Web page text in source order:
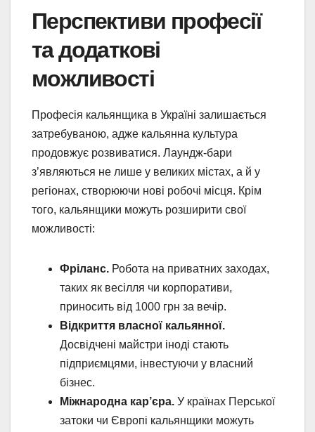
Перспективи професії
та додаткові
можливості
Професія кальянщика в Україні залишається
затребуваною, адже кальянна культура
продовжує розвиватися. Лаундж-бари
з’являються не лише у великих містах, а й у
регіонах, створюючи нові робочі місця. Крім
того, кальянщики можуть розширити свої
можливості:
Фріланс. Робота на приватних заходах,
таких як весілля чи корпоративи,
приносить від 1000 грн за вечір.
Відкриття власної кальянної.
Досвідчені майстри іноді стають
підприємцями, інвестуючи у власний
бізнес.
Міжнародна кар’єра. У країнах Перської
затоки чи Європі кальянщики можуть